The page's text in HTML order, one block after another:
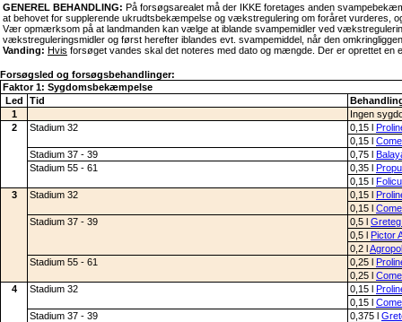
GENEREL BEHANDLING: På forsøgsarealet må der IKKE foretages anden
at behovet for supplerende ukrudtsbekæmpelse og vækstregulering om foråret vurderes,
Vær opmærksom på at landmanden kan vælge at iblande svampemidler ved
vækstreguleringsmidler og først herefter iblandes evt. svampemiddel, når den
Vanding: Hvis forsøget vandes skal det noteres med dato og mængde. Der er oprettet en
Forsøgsled og forsøgsbehandlinger:
Faktor 1: Sygdomsbekæmpelse
Led
Tid
1
Ingen
2
Stadium 32 0,15 l
0,15 l
Stadium 37 - 39
0,75 l
Stadium 55 - 61
0,35 l
0,15 l
3
Stadium 32 0,15 l
0,15 l
Stadium 37 - 39
0,5 l
0,5 l Pictor
0,2 lAgropol
Stadium 55 - 61
0,25 l
0,25 l
4
Stadium 32 0,15 l
0,15 l
Stadium 37 - 39
0,375 l